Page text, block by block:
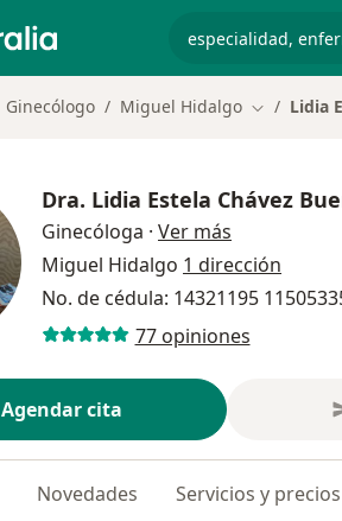
Ginecólogo Miguel Hidalgo Cambiar
Lidia
Dra. Lidia Estela Chávez
Ginecóloga · Ver más
Miguel Hidalgo 1 dirección
No. de cédula: 14321195
77 opiniones
Agendar cita
Novedades Servicios y precios